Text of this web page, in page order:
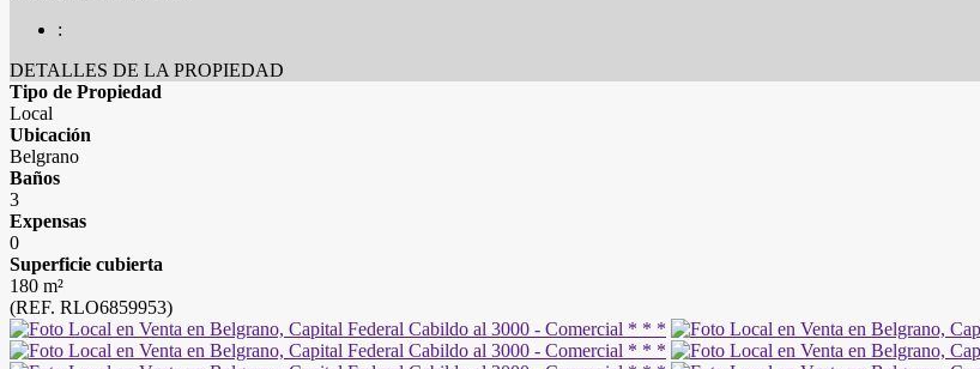
:
DETALLES DE LA PROPIEDAD
Tipo de Propiedad
Local
Ubicación
Belgrano
Baños
3
Expensas
0
Superficie cubierta
180 m²
(REF. RLO6859953)